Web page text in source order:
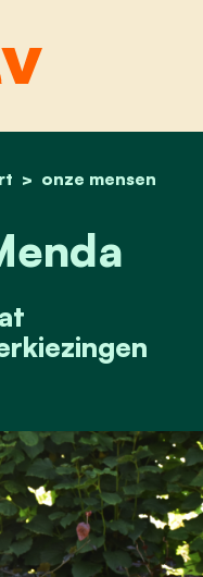
onze mensen
menda